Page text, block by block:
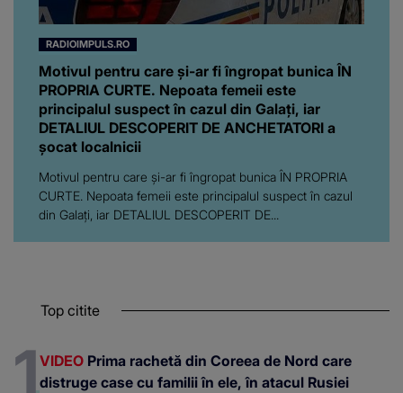
RADIOIMPULS.RO
Motivul pentru care și-ar fi îngropat bunica ÎN
PROPRIA CURTE. Nepoata femeii este
principalul suspect în cazul din Galați, iar
DETALIUL DESCOPERIT DE ANCHETATORI a
șocat localnicii
Motivul pentru care și-ar fi îngropat bunica ÎN PROPRIA
CURTE. Nepoata femeii este principalul suspect în cazul
din Galați, iar DETALIUL DESCOPERIT DE...
Top citite
VIDEO Prima rachetă din Coreea de Nord care
distruge case cu familii în ele, în atacul Rusiei